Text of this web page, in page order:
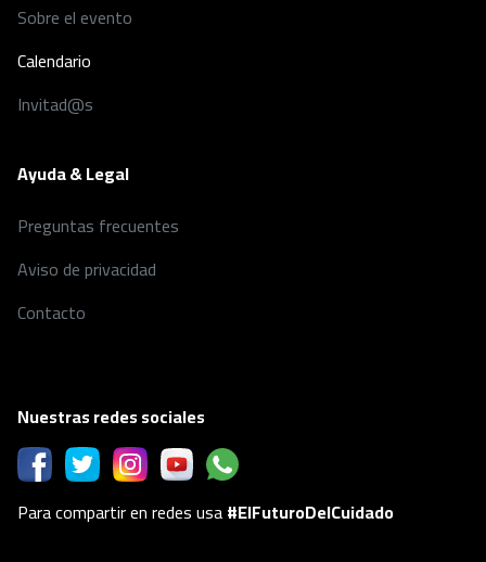
Sobre el evento
Calendario
Invitad@s
Ayuda & Legal
Preguntas frecuentes
Aviso de privacidad
Contacto
Nuestras redes sociales
Para compartir en redes usa#ElFuturoDelCuidado